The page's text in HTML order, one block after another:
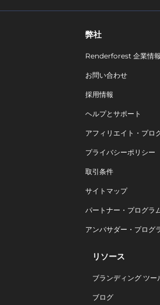
弊社
Renderforest 企業情報
お問い合わせ
採用情報
ヘルプとサポート
アフィリエイト・プロ
プライバシーポリシー
取引条件
サイトマップ
パートナー・プログラ
アンバサダー・プログ
リソース
ブランディング ツー
ブログ